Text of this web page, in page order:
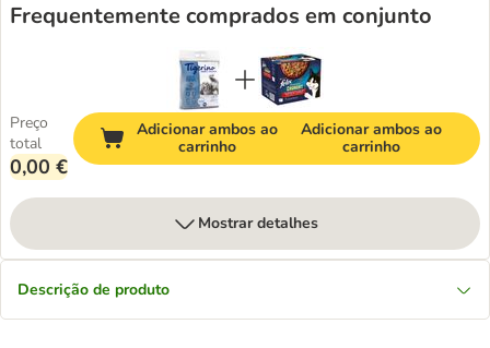
Frequentemente comprados em conjunto
Preço
total
0,00 €
Adicionar ambos ao
carrinho
Adicionar ambos ao
carrinho
Mostrar detalhes
Descrição de produto